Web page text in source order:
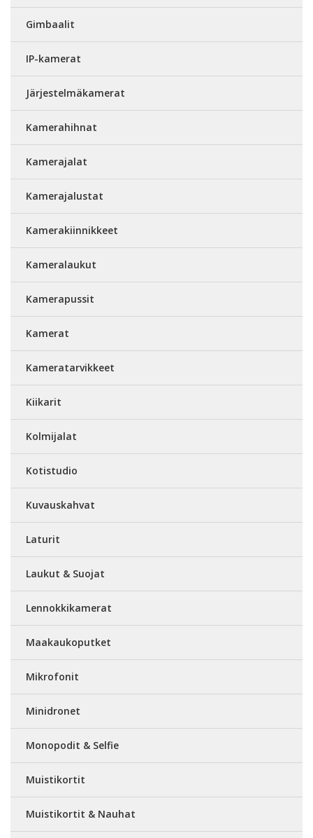
Gimbaalit
IP-kamerat
Järjestelmäkamerat
Kamerahihnat
Kamerajalat
Kamerajalustat
Kamerakiinnikkeet
Kameralaukut
Kamerapussit
Kamerat
Kameratarvikkeet
Kiikarit
Kolmijalat
Kotistudio
Kuvauskahvat
Laturit
Laukut & Suojat
Lennokkikamerat
Maakaukoputket
Mikrofonit
Minidronet
Monopodit & Selfie
Muistikortit
Muistikortit & Nauhat